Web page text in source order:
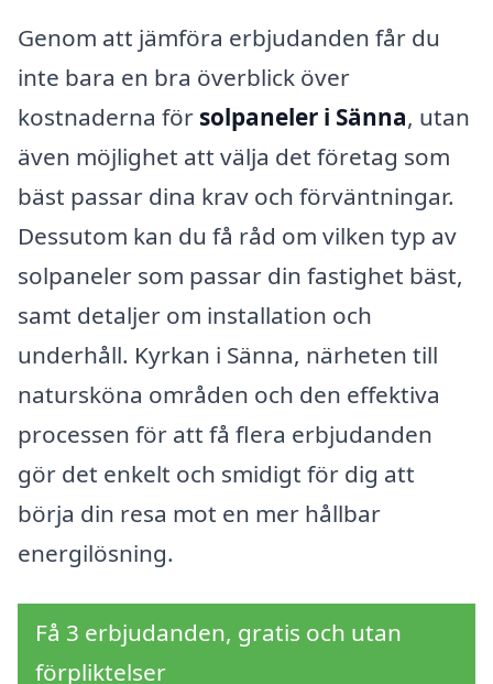
Genom att jämföra erbjudanden får du
inte bara en bra överblick över
kostnaderna för solpaneler i Sänna, utan
även möjlighet att välja det företag som
bäst passar dina krav och förväntningar.
Dessutom kan du få råd om vilken typ av
solpaneler som passar din fastighet bäst,
samt detaljer om installation och
underhåll. Kyrkan i Sänna, närheten till
natursköna områden och den effektiva
processen för att få flera erbjudanden
gör det enkelt och smidigt för dig att
börja din resa mot en mer hållbar
energilösning.
Få 3 erbjudanden, gratis och utan
förpliktelser